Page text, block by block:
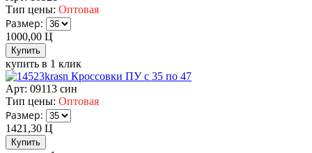
Тип цены: Оптовая
Размер:
1000,00 Ц
купить в 1 клик
Кроссовки ПУ с 35 по 47
Арт: 09113 син
Тип цены: Оптовая
Размер:
1421,30 Ц